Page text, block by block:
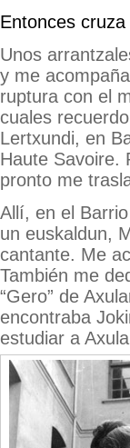
Entonces
Unos
y me
ruptura con el
cuales
Lertxundi, en
Haute Savoire.
pronto me
Allí, en el
un euskaldun,
cantante. Me
También me
“Gero” de
encontraba
estudiar a